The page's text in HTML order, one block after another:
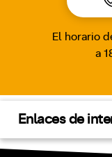
El horario
a
Enlaces de